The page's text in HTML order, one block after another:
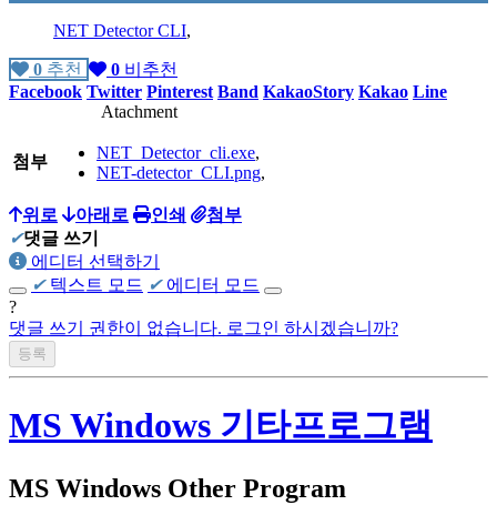
NET Detector CLI,
0 추천 0 비추천
Facebook Twitter Pinterest Band KakaoStory Kakao Line
Atachment
첨부 NET_Detector_cli.exe,
NET-detector_CLI.png,
위로 아래로 인쇄
첨부
✔댓글 쓰기
에디터 선택하기
✔ 텍스트 모드 ✔ 에디터 모드
?
댓글 쓰기 권한이 없습니다. 로그인 하시겠습니까?
MS Windows 기타프로그램
MS Windows Other Program